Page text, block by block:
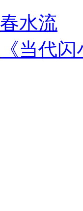
春水流
《当代